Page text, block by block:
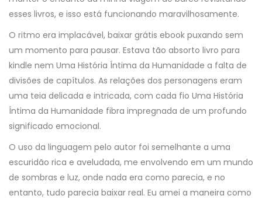
esses livros, e isso está funcionando maravilhosamente.
O ritmo era implacável, baixar grátis ebook puxando sem
um momento para pausar. Estava tão absorto livro para
kindle nem Uma História Íntima da Humanidade a falta de
divisões de capítulos. As relações dos personagens eram
uma teia delicada e intricada, com cada fio Uma História
Íntima da Humanidade fibra impregnada de um profundo
significado emocional.
O uso da linguagem pelo autor foi semelhante a uma
escuridão rica e aveludada, me envolvendo em um mundo
de sombras e luz, onde nada era como parecia, e no
entanto, tudo parecia baixar real. Eu amei a maneira como